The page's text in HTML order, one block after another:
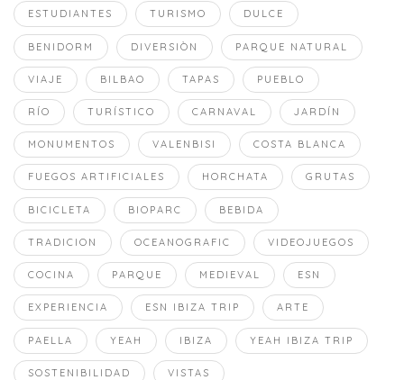
ESTUDIANTES TURISMO DULCE
BENIDORM DIVERSIÒN PARQUE NATURAL
VIAJE BILBAO TAPAS PUEBLO
RÍO TURÍSTICO CARNAVAL JARDÍN
MONUMENTOS VALENBISI COSTA BLANCA
FUEGOS ARTIFICIALES HORCHATA GRUTAS
BICICLETA BIOPARC BEBIDA
TRADICION OCEANOGRAFIC VIDEOJUEGOS
COCINA PARQUE MEDIEVAL ESN
EXPERIENCIA ESN IBIZA TRIP ARTE
PAELLA YEAH IBIZA YEAH IBIZA TRIP
SOSTENIBILIDAD VISTAS